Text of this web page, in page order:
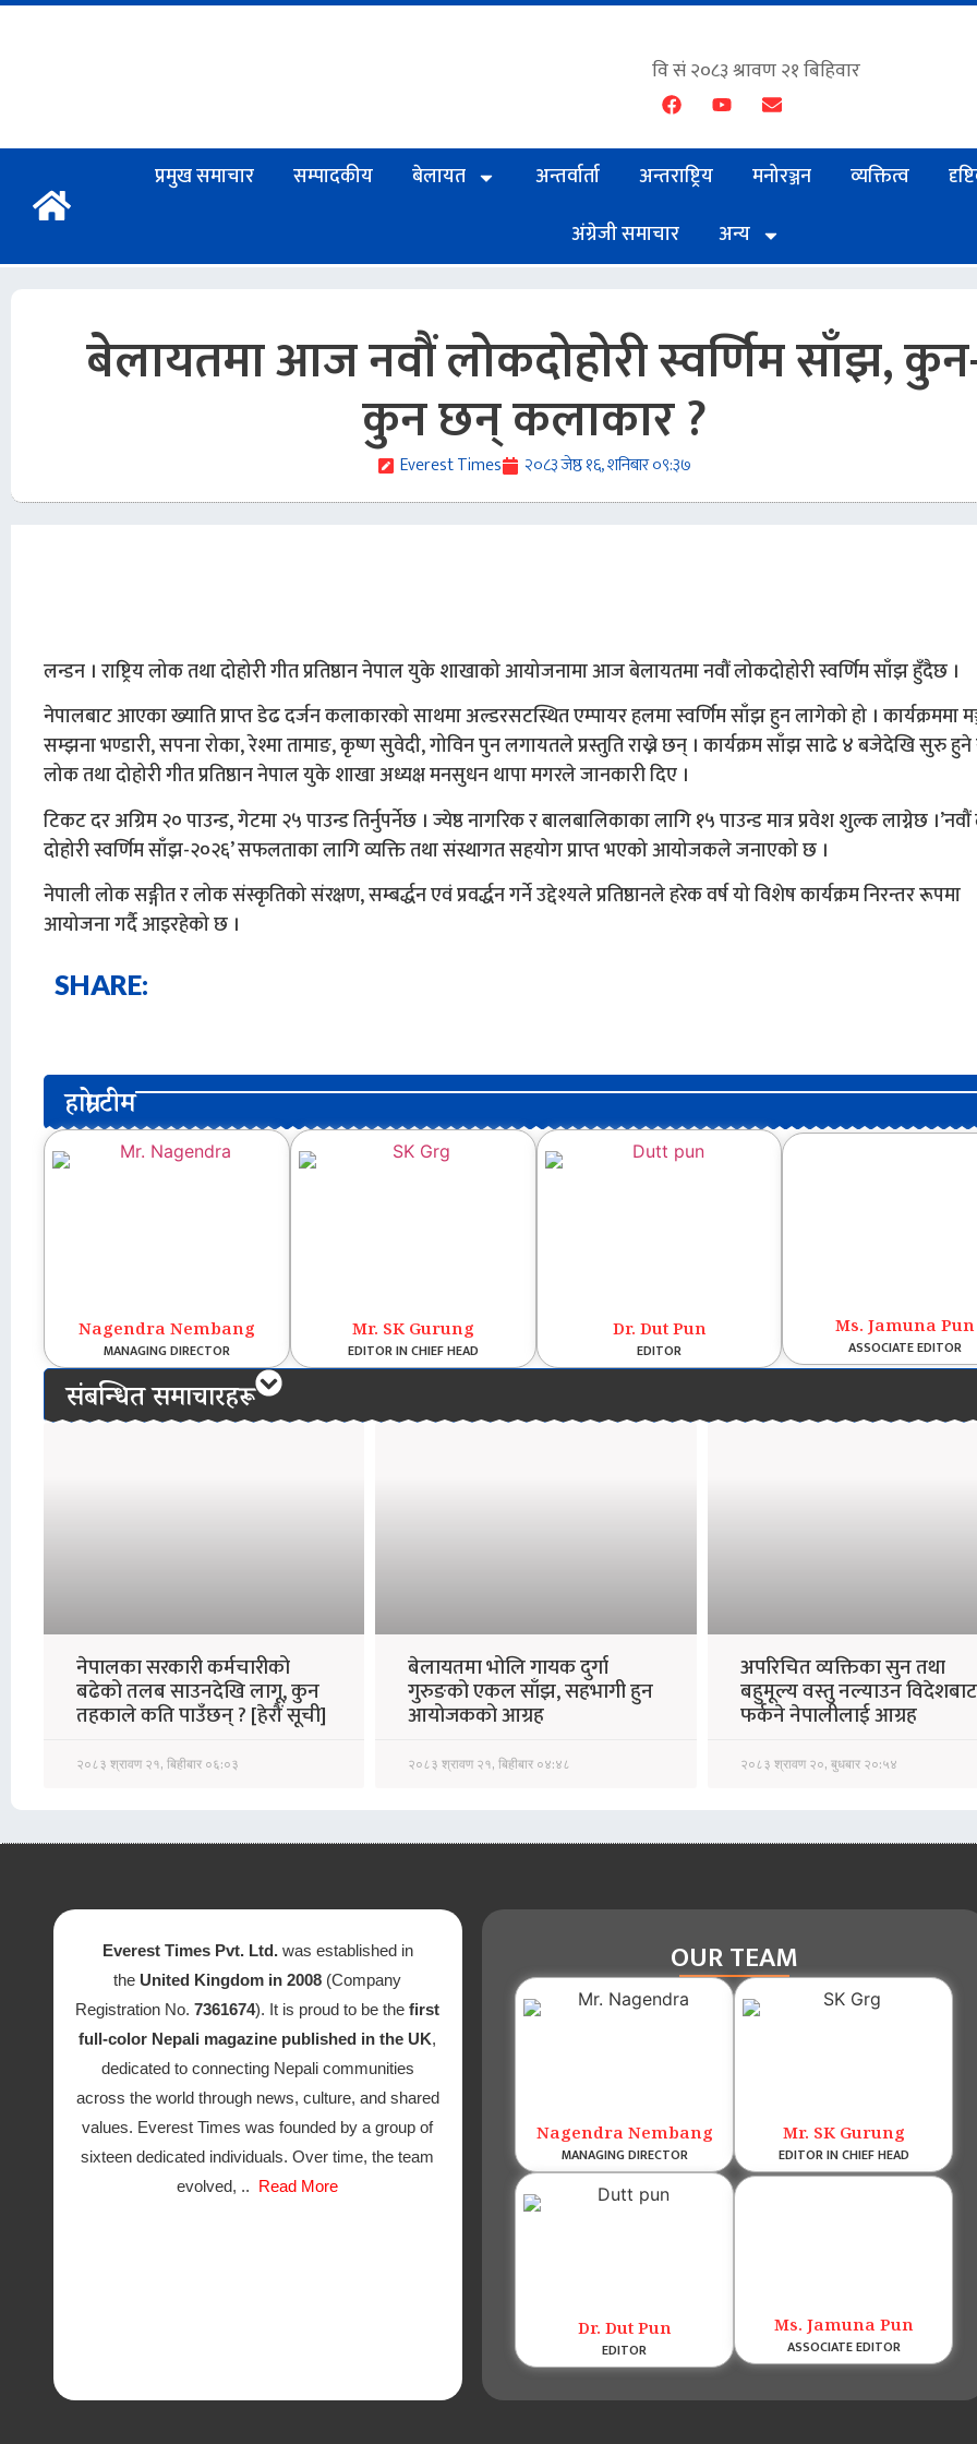
प्रमुख समाचार सम्पादकीय बेलायत अन्तर्वार्ता अन्तराष्ट्रिय मनोरञ्जन व्यक्तित्व
अंग्रेजी समाचार
अन्य
बेलायतमा आज नवौं लोकदोहोरी स्वर्णिम साँझ,
कुन छन् कलाकार ?
Everest Times २०८३ जेष्ठ १६, शनिबार ०९:३७
लन्डन । राष्ट्रिय लोक तथा दोहोरी गीत प्रतिष्ठान नेपाल युके शाखाको आयोजनामा आज बेलायतमा नवौं लोकदोहोरी स्वर्णिम साँझ हुँदैछ ।
नेपालबाट आएका ख्याति प्राप्त डेढ दर्जन कलाकारको साथमा अल्डरसटस्थित एम्पायर हलमा स्वर्णिम साँझ हुन लागेको हो । कार्यक्रममा
सम्झना भण्डारी, सपना रोका, रेश्मा तामाङ, कृष्ण सुवेदी, गोविन पुन लगायतले प्रस्तुति राख्ने छन् । कार्यक्रम साँझ साढे ४ बजेदेखि सुरु हुने
लोक तथा दोहोरी गीत प्रतिष्ठान नेपाल युके शाखा अध्यक्ष मनसुधन थापा मगरले जानकारी दिए ।
टिकट दर अग्रिम २० पाउन्ड, गेटमा २५ पाउन्ड तिर्नुपर्नेछ । ज्येष्ठ नागरिक र बालबालिकाका लागि १५ पाउन्ड मात्र प्रवेश शुल्क लाग्नेछ
दोहोरी स्वर्णिम साँझ-२०२६’ सफलताका लागि व्यक्ति तथा संस्थागत सहयोग प्राप्त भएको आयोजकले जनाएको छ ।
नेपाली लोक सङ्गीत र लोक संस्कृतिको संरक्षण, सम्बर्द्धन एवं प्रवर्द्धन गर्ने उद्देश्यले प्रतिष्ठानले हरेक वर्ष यो विशेष कार्यक्रम निरन्तर रूपमा
आयोजना गर्दै आइरहेको छ ।
SHARE:
हाम्रो टीम
Nagendra Nembang
MANAGING DIRECTOR
Mr. SK Gurung
EDITOR IN CHIEF HEAD
Dr. Dut Pun
EDITOR
Ms. Jamuna Pun
ASSOCIATE EDITOR
संबन्धित समाचारहरू
नेपालका सरकारी कर्मचारीको
बढेको तलब साउनदेखि लागू, कुन
तहकाले कति पाउँछन् ? [हेरौं सूची]
२०८३ श्रावण २१, बिहीबार ०६:०३
बेलायतमा भोलि गायक दुर्गा
गुरुङको एकल साँझ, सहभागी हुन
आयोजकको आग्रह
२०८३ श्रावण २१, बिहीबार ०४:४८
अपरिचित व्यक्तिका सुन तथा
बहुमूल्य वस्तु नल्याउन विदेशबाट
फर्कने नेपालीलाई आग्रह
२०८३ श्रावण २०, बुधबार २०:५४
Everest Times Pvt. Ltd. was established in
the United Kingdom in 2008 (Company
Registration No.7361674). It is proud to be thefirst
full-color Nepali magazine published in the UK,
dedicated to connecting Nepali communities
across the world through news, culture, and shared
values. Everest Times was founded by a group of
sixteen dedicated individuals. Over time, the team
evolved, .. Read More
OUR TEAM
Nagendra Nembang
MANAGING DIRECTOR
Mr. SK Gurung
EDITOR IN CHIEF HEAD
Dr. Dut Pun
EDITOR
Ms. Jamuna Pun
ASSOCIATE EDITOR